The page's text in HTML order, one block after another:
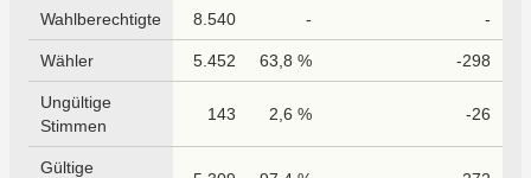
Wahlberechtigte 8.540 - -
Wähler 5.452 63,8 % -298
Ungültige
Stimmen
143 2,6 % -26
Gültige